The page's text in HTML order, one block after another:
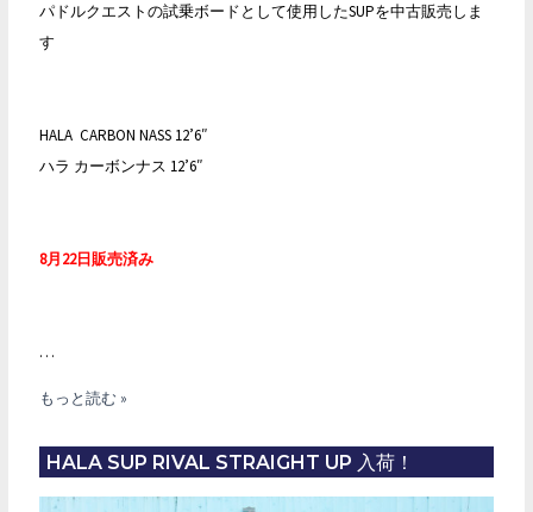
パドルクエストの試乗ボードとして使用したSUPを中古販売しま
す
HALA CARBON NASS 12’6″
ハラ カーボンナス 12’6″
8月22日販売済み
…
2018
デ
もっと読む »
HALA SUP RIVAL STRAIGHT UP 入荷！